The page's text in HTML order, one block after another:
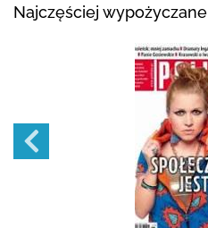
Najczęściej wypożyczane